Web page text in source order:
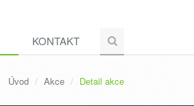
KONTAKT
Úvod Akce Detail akce